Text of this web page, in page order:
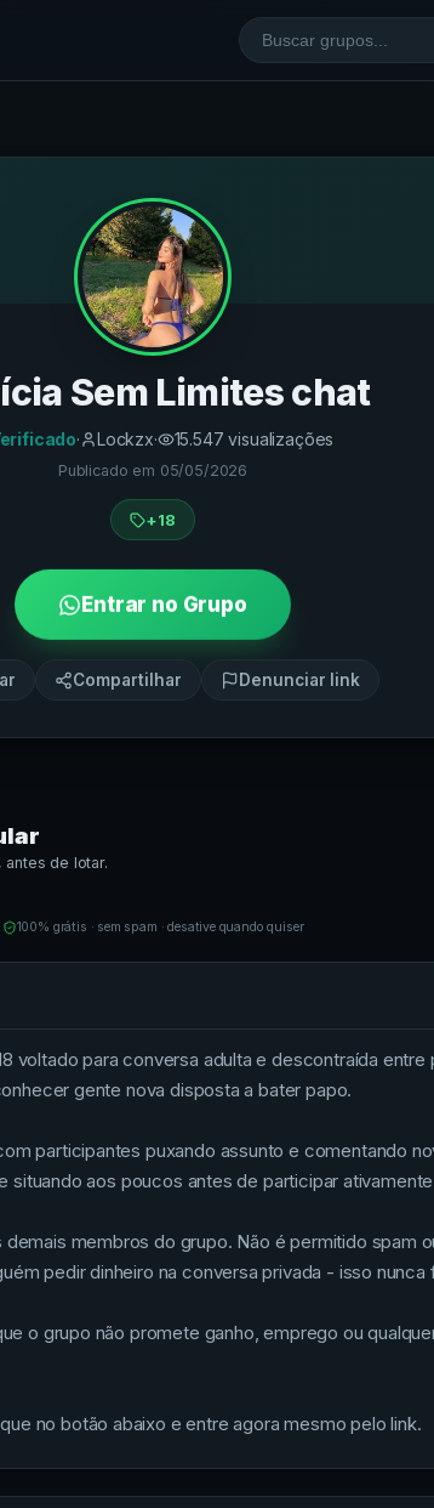
Sem Limites chat
· Lockzx· 15.547 visualizações
Publicado em 05/05/2026
+18
Entrar no Grupo
Compartilhar Denunciar link
de lotar.
100% grátis · sem spam · desative quando quiser
voltado para conversa adulta e descontraída
gente nova disposta a bater papo.
participantes puxando assunto e comentando
aos poucos antes de participar
membros do grupo. Não é permitido spam
pedir dinheiro na conversa privada - isso
o grupo não promete ganho, emprego ou
no botão abaixo e entre agora mesmo pelo link.